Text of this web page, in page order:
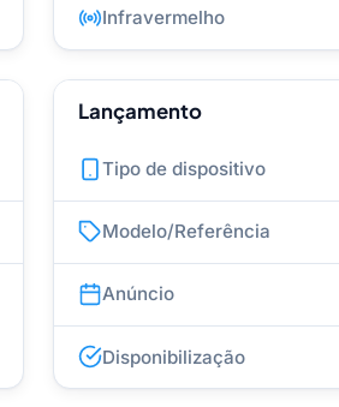
Infravermelho
Lançamento
Tipo de dispositivo
Modelo/Referência
Anúncio
Disponibilização